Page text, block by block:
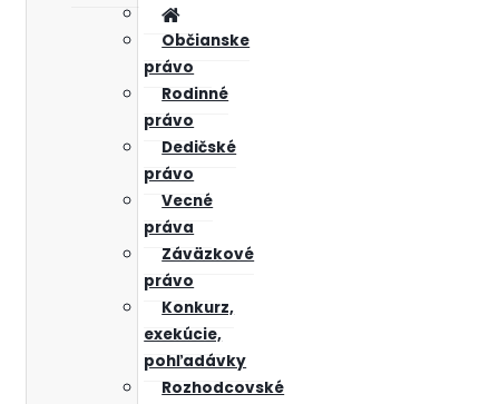
Občianske
právo
Rodinné
právo
Dedičské
právo
Vecné
práva
Záväzkové
právo
Konkurz,
exekúcie,
pohľadávky
Rozhodcovské